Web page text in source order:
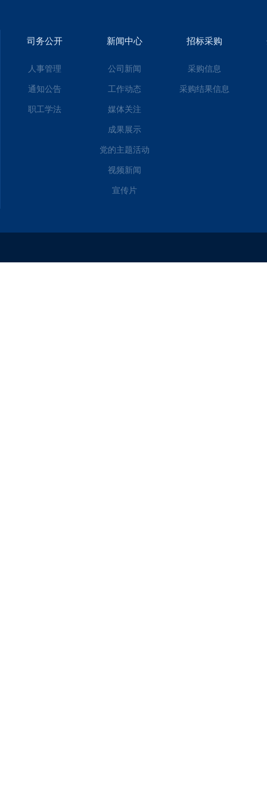
司务公开
人事管理
通知公告
职工学法
新闻中心
公司新闻
工作动态
媒体关注
成果展示
党的主题活动
视频新闻
宣传片
招标采购
采购信息
采购结果信息